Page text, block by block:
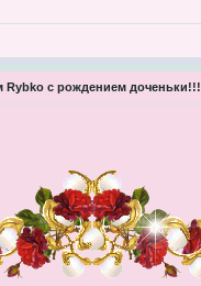
Rybko с рождением доченьки!!!